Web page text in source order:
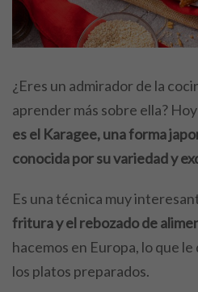
¿Eres un admirador de la
aprender más sobre ella?
es el Karagee, una forma
conocida por su variedad y
Es una técnica muy
fritura y el rebozado de
hacemos en Europa, lo que
los platos preparados.